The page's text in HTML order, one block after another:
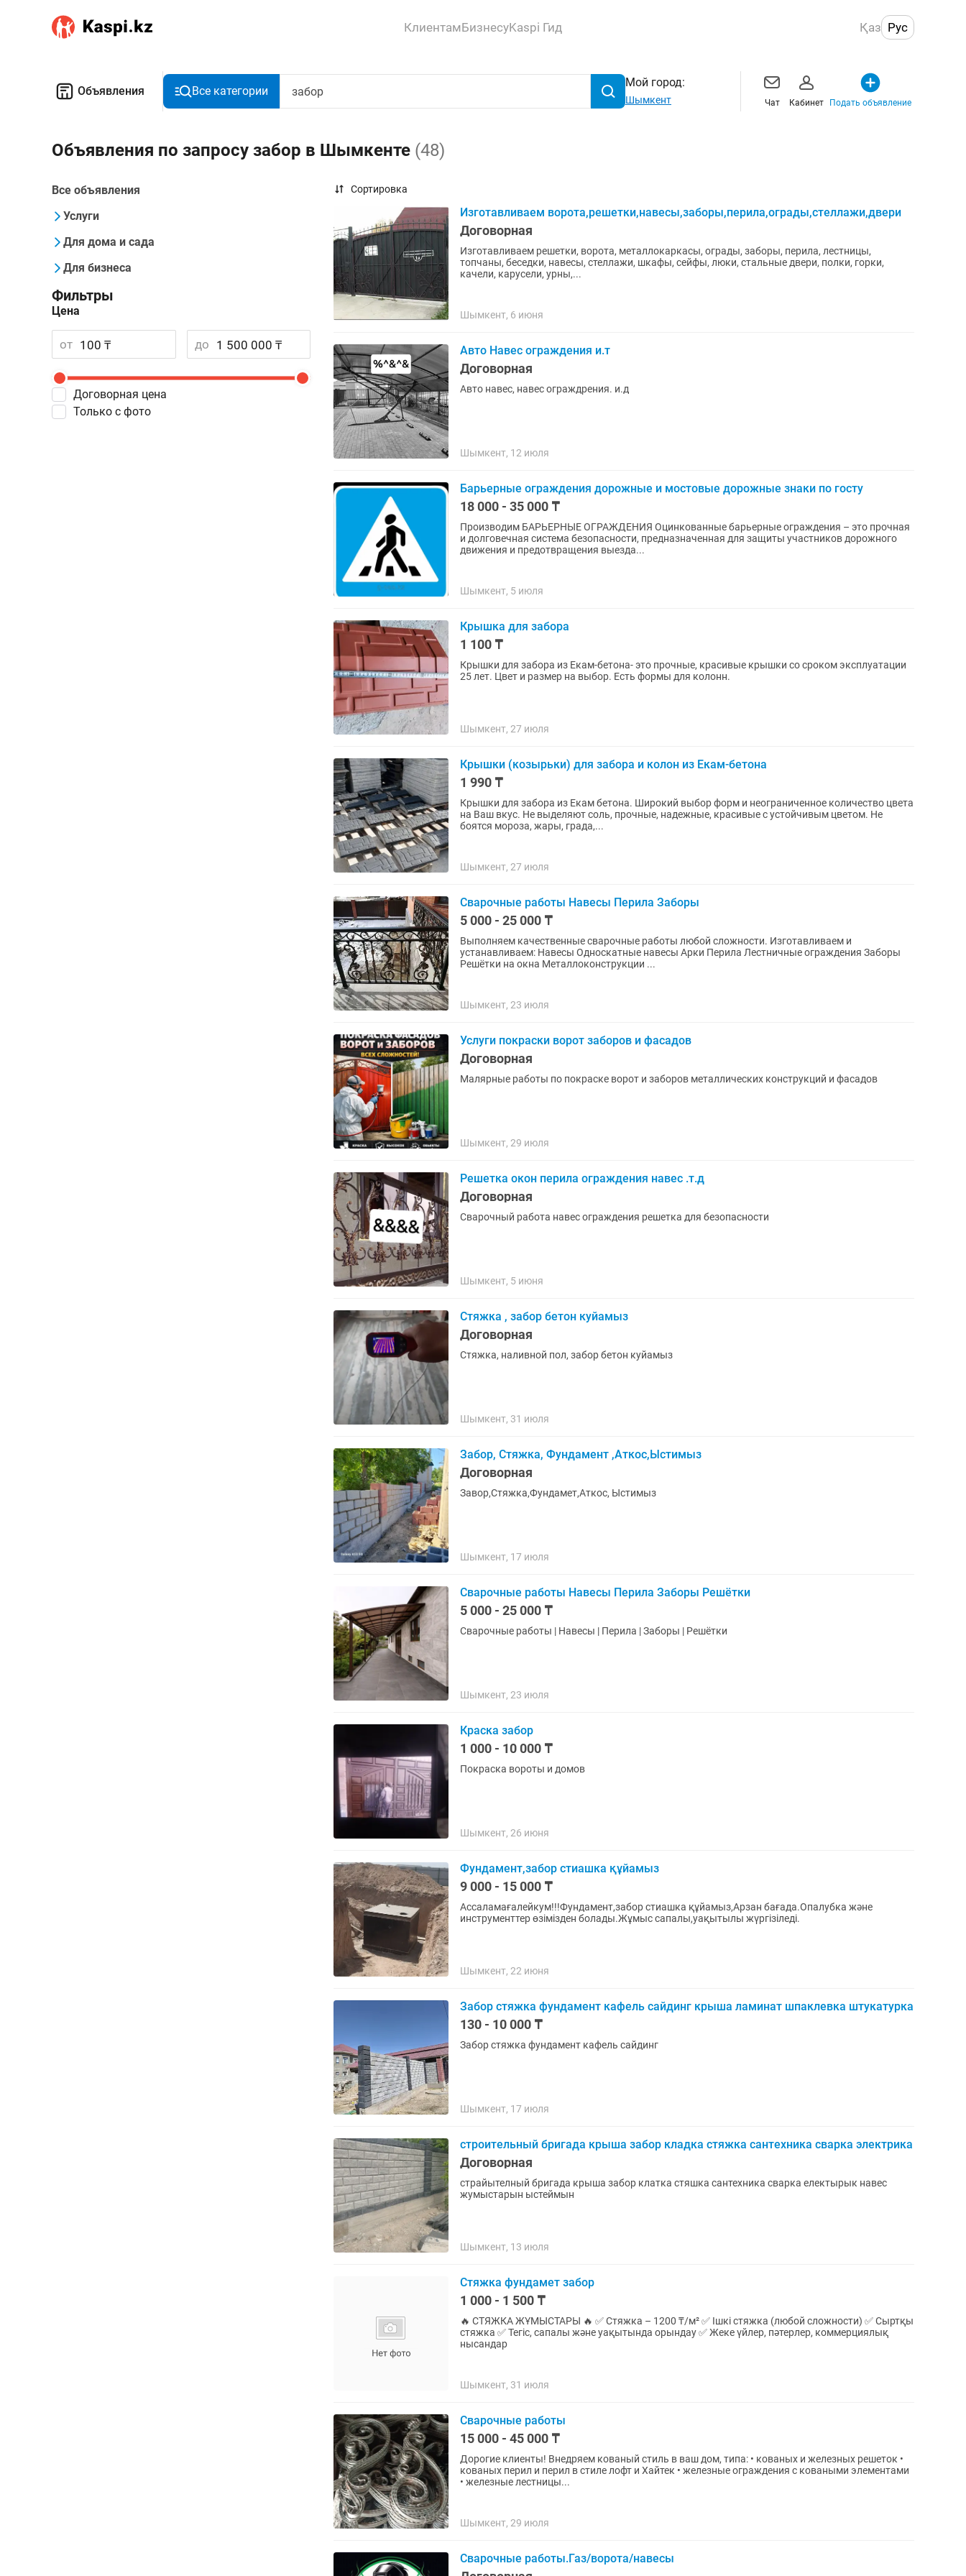
КлиентамБизнесуKaspi Гид Қаз Рус
Объявления Все категории
Мой город:
Шымкент Чат Кабинет Подать объявление
Объявления по запросу забор в Шымкенте (48)
Все объявления
Услуги
Для дома и сада
Для бизнеса
Фильтры
Цена
от до
Договорная цена
Только с фото
Сортировка
Изготавливаем ворота,решетки,навесы,заборы,перила,ограды,стеллажи,двери
Договорная
Изготавливаем решетки, ворота, металлокаркасы, ограды, заборы, перила, лестницы,
топчаны, беседки, навесы, стеллажи, шкафы, сейфы, люки, стальные двери, полки, горки,
качели, карусели, урны,...
Шымкент, 6 июня
Авто Навес ограждения и.т
Договорная
Авто навес, навес ограждрения. и.д
Шымкент, 12 июля
Барьерные ограждения дорожные и мостовые дорожные знаки по госту
18 000 - 35 000 ₸
Производим БАРЬЕРНЫЕ ОГРАЖДЕНИЯ Оцинкованные барьерные ограждения – это прочная
и долговечная система безопасности, предназначенная для защиты участников дорожного
движения и предотвращения выезда...
Шымкент, 5 июля
Крышка для забора
1 100 ₸
Крышки для забора из Екам-бетона- это прочные, красивые крышки со сроком эксплуатации
25 лет. Цвет и размер на выбор. Есть формы для колонн.
Шымкент, 27 июля
Крышки (козырьки) для забора и колон из Екам-бетона
1 990 ₸
Крышки для забора из Екам бетона. Широкий выбор форм и неограниченное количество цвета
на Ваш вкус. Не выделяют соль, прочные, надежные, красивые с устойчивым цветом. Не
боятся мороза, жары, града,...
Шымкент, 27 июля
Сварочные работы Навесы Перила Заборы
5 000 - 25 000 ₸
Выполняем качественные сварочные работы любой сложности. Изготавливаем и
устанавливаем: Навесы Односкатные навесы Арки Перила Лестничные ограждения Заборы
Решётки на окна Металлоконструкции ...
Шымкент, 23 июля
Услуги покраски ворот заборов и фасадов
Договорная
Малярные работы по покраске ворот и заборов металлических конструкций и фасадов
Шымкент, 29 июля
Решетка окон перила ограждения навес .т.д
Договорная
Сварочный работа навес ограждения решетка для безопасности
Шымкент, 5 июня
Стяжка , забор бетон куйамыз
Договорная
Стяжка, наливной пол, забор бетон куйамыз
Шымкент, 31 июля
Забор, Стяжка, Фундамент ,Аткос,Ыстимыз
Договорная
Завор,Стяжка,Фундамет,Аткос, Ыстимыз
Шымкент, 17 июля
Сварочные работы Навесы Перила Заборы Решётки
5 000 - 25 000 ₸
Сварочные работы | Навесы | Перила | Заборы | Решётки
Шымкент, 23 июля
Краска забор
1 000 - 10 000 ₸
Покраска вороты и домов
Шымкент, 26 июня
Фундамент,забор стиашка құйамыз
9 000 - 15 000 ₸
Ассаламағалейкум!!!Фундамент,забор стиашка құйамыз,Арзан бағада.Опалубка және
инструменттер өзімізден болады.Жұмыс сапалы,уақытылы жүргізіледі.
Шымкент, 22 июня
Забор стяжка фундамент кафель сайдинг крыша ламинат шпаклевка штукатурка
130 - 10 000 ₸
Забор стяжка фундамент кафель сайдинг
Шымкент, 17 июля
строительный бригада крыша забор кладка стяжка сантехника сварка электрика
Договорная
страйытелный бригада крыша забор клатка стяшка сантехника сварка електырык навес
жумыстарын ыстеймын
Шымкент, 13 июля
Стяжка фундамет забор
1 000 - 1 500 ₸
🔥 СТЯЖКА ЖҰМЫСТАРЫ 🔥 ✅ Стяжка – 1200 ₸/м² ✅ Ішкі стяжка (любой сложности) ✅ Сыртқы
стяжка ✅ Тегіс, сапалы және уақытында орындау ✅ Жеке үйлер, пәтерлер, коммерциялық
нысандар
Шымкент, 31 июля
Сварочные работы
15 000 - 45 000 ₸
Дорогие клиенты! Внедряем кованый стиль в ваш дом, типа: • кованых и железных решеток •
кованых перил и перил в стиле лофт и Хайтек • железные ограждения с коваными элементами
• железные лестницы...
Шымкент, 29 июля
Сварочные работы.Газ/ворота/навесы